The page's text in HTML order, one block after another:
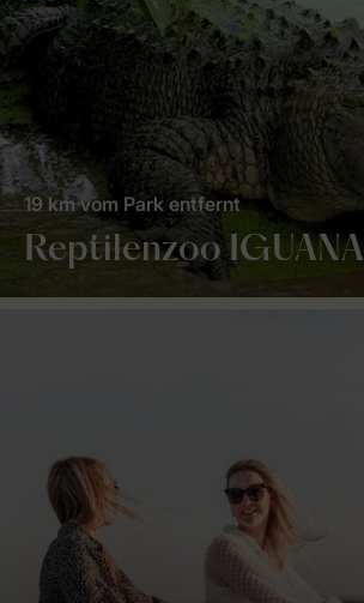
Reptilenzoo IGUANA
19 km vom Park entfernt